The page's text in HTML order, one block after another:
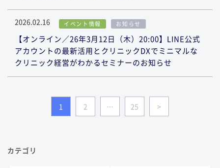
2026.02.16 イベント情報 お知らせ
【オンライン／26年3月12日（木）20:00】LINE公式
アカウントの最新活用とクリニックDXでミニマルな
クリニック経営がわかるセミナーのお知らせ
1 2 … 25 >
カテゴリ